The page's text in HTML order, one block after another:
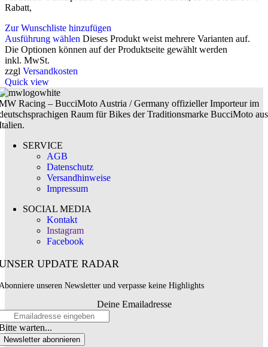
Rabatt,
Zur Wunschliste hinzufügen
Ausführung wählen Dieses Produkt weist mehrere Varianten auf.
Die Optionen können auf der Produktseite gewählt werden
inkl. MwSt.
zzgl Versandkosten
Quick view
Racing – BucciMoto Austria / Germany offizieller Importeur im
Raum für Bikes der Traditionsmarke BucciMoto aus
SERVICE
AGB
Datenschutz
Versandhinweise
Impressum
SOCIAL MEDIA
Kontakt
Instagram
Facebook
UPDATE RADAR
unseren Newsletter und verpasse keine Highlights
Deine Emailadresse
warten...
Newsletter abonnieren